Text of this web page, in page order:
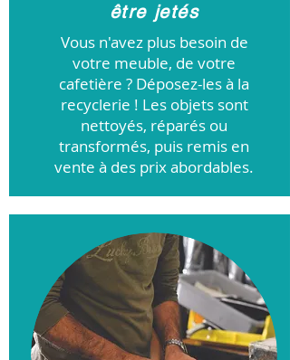
être jetés
Vous n'avez plus besoin de
votre meuble, de votre
cafetière ? Déposez-les à la
recyclerie ! Les objets sont
nettoyés, réparés ou
transformés, puis remis en
vente à des prix abordables.